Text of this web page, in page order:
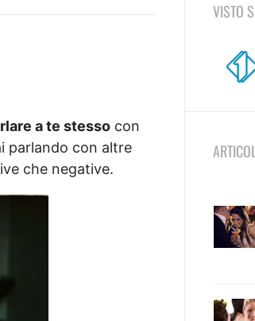
a te stesso con
parlando con altre
che negative.
VISTO